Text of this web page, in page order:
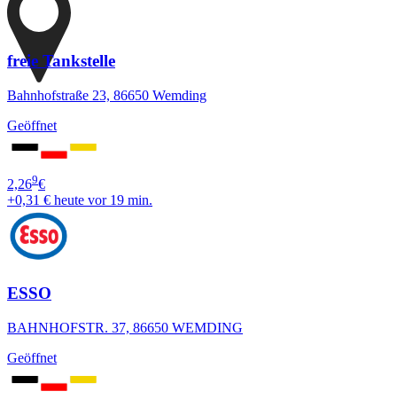
freie Tankstelle
Bahnhofstraße 23, 86650 Wemding
Geöffnet
2,269€
+0,31 € heute vor 19 min.
ESSO
BAHNHOFSTR. 37, 86650 WEMDING
Geöffnet